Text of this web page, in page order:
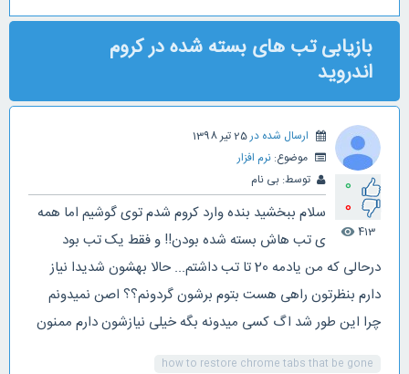
بازیابی تب های بسته شده در کروم
اندروید
0
0
413
visibility
ارسال شده در25 تیر 1398
موضوع: نرم افزار
توسط: بی نام
سلام ببخشید بنده وارد کروم شدم توی گوشیم اما همه
ی تب هاش بسته شده بودن!! و فقط یک تب بود
درحالی که من یادمه 20 تا تب داشتم... حالا بهشون شدیدا نیاز
دارم بنظرتون راهی هست بتوم برشون گردونم؟؟ اصن نمیدونم
چرا این طور شد اگ کسی میدونه بگه خیلی نیازشون دارم ممنون
how to restore chrome tabs that be gone